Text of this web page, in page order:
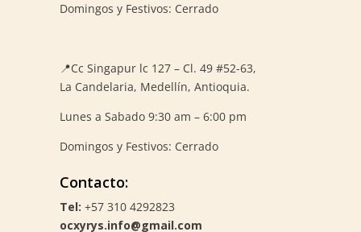
Domingos y Festivos: Cerrado
📍Cc Singapur lc 127 – Cl. 49 #52-63,
La Candelaria, Medellín, Antioquia.
Lunes a Sabado 9:30 am – 6:00 pm
Domingos y Festivos: Cerrado
Contacto:
Tel: +57 310 4292823
ocxyrys.info@gmail.com